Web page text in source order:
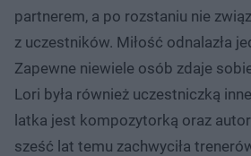
partnerem, a po rozstaniu nie
z uczestników. Miłość odnalazła
Zapewne niewiele osób zdaje
Lori była również uczestniczką
latka jest kompozytorką oraz
sześć lat temu zachwyciła